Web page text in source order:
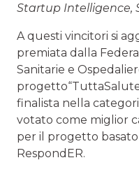
Startup Intelligence,
A questi vincitori si
premiata dalla
Sanitarie e
progetto“
finalista nella
votato come miglior
per il progetto basato
RespondER.